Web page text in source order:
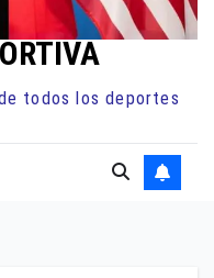
todos los deportes